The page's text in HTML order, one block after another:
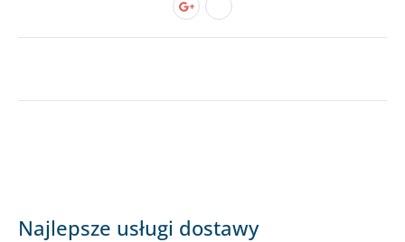
Najlepsze usługi dostawy